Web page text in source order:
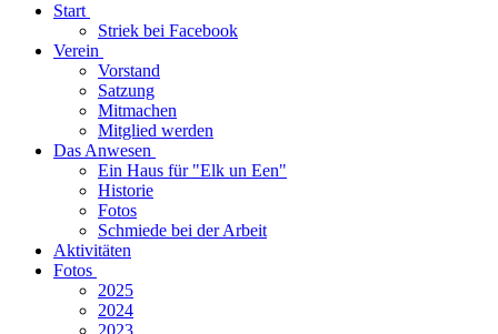
Start
Striek bei Facebook
Verein
Vorstand
Satzung
Mitmachen
Mitglied werden
Das Anwesen
Ein Haus für "Elk un Een"
Historie
Fotos
Schmiede bei der Arbeit
Aktivitäten
Fotos
2025
2024
2023